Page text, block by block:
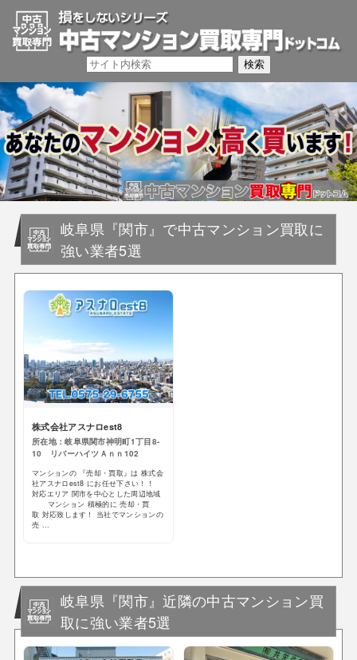
岐阜県『関市』で中古マンション買取に
強い業者5選
株式会社アスナロest8
所在地：岐阜県関市神明町1丁目8-
10 リバーハイツＡｎｎ102
マンションの 『売却・買取』は 株式会
社アスナロest8 にお任せ下さい！！
対応エリア 関市を中心とした周辺地域
マンション 積極的に 売却・買
取 対応致します！ 当社でマンションの
売 ...
岐阜県『関市』近隣の中古マンション買
取に強い業者5選